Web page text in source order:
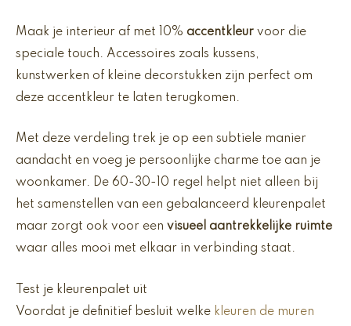
Maak je interieur af met 10% accentkleur voor die
speciale touch. Accessoires zoals kussens,
kunstwerken of kleine decorstukken zijn perfect om
deze accentkleur te laten terugkomen.
Met deze verdeling trek je op een subtiele manier
aandacht en voeg je persoonlijke charme toe aan je
woonkamer. De 60-30-10 regel helpt niet alleen bij
het samenstellen van een gebalanceerd kleurenpalet
maar zorgt ook voor een visueel aantrekkelijke ruimte
waar alles mooi met elkaar in verbinding staat.
Test je kleurenpalet uit
Voordat je definitief besluit welke kleuren de muren